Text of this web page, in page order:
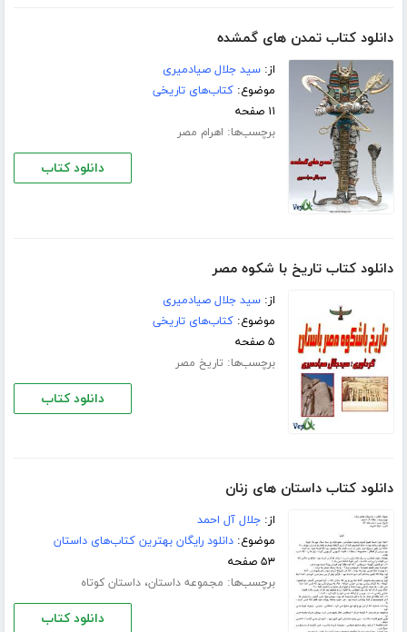
دانلود کتاب تمدن های گمشده
از:سید جلال صیادمیری
موضوع:کتاب‌های تاریخی
۱۱ صفحه
برچسب‌ها: اهرام مصر
دانلود کتاب
دانلود کتاب تاریخ با شکوه مصر
از:سید جلال صیادمیری
موضوع:کتاب‌های تاریخی
۵ صفحه
برچسب‌ها: تاریخ مصر
دانلود کتاب
دانلود کتاب داستان های زنان
از:جلال آل احمد
موضوع:دانلود رایگان بهترین کتاب‌های داستان
۵۳ صفحه
برچسب‌ها: مجموعه داستان،داستان کوتاه
دانلود کتاب